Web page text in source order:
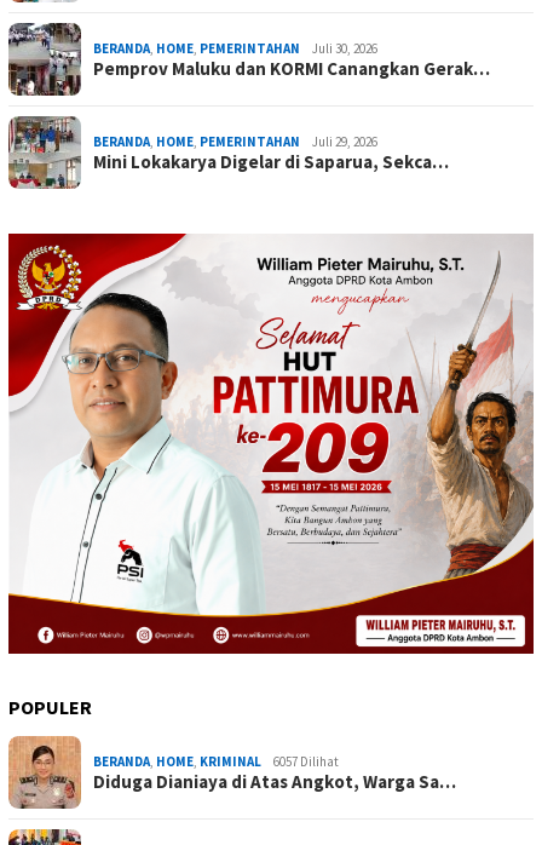
BERANDA, HOME, PEMERINTAHAN Juli 30, 2026
Pemprov Maluku dan KORMI Canangkan Gerak…
BERANDA, HOME, PEMERINTAHAN Juli 29, 2026
Mini Lokakarya Digelar di Saparua, Sekca…
POPULER
BERANDA, HOME, KRIMINAL 6057 Dilihat
Diduga Dianiaya di Atas Angkot, Warga Sa…